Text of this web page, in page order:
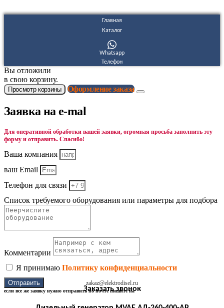
Главная
Каталог
Whatsapp
Телефон
Вы отложили
в свою корзину.
Просмотр корзины Оформление заказа
Заявка на e-mal
Для оперативной обработки вашей заявки, огромная просьба заполнить эту
форму и отправить. Спасибо!
Ваша компания
ваш Email
Телефон для связи
Список требуемого оборудования или параметры для подбора
Комментарии
Я принимаю Политику конфиденциальности
Отправить
если все же заявку нужно отправить по почте пишите на
zakaz@elektrodisel.ru
Заказать звонок